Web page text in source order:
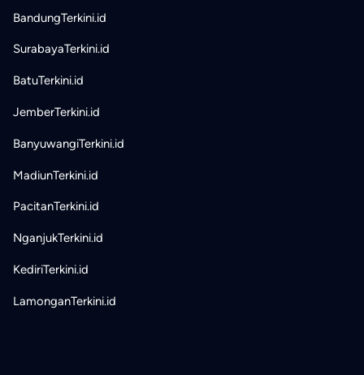
BandungTerkini.id
SurabayaTerkini.id
BatuTerkini.id
JemberTerkini.id
BanyuwangiTerkini.id
MadiunTerkini.id
PacitanTerkini.id
NganjukTerkini.id
KediriTerkini.id
LamonganTerkini.id